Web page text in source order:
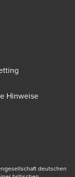
tab
Hinweise
deutschen